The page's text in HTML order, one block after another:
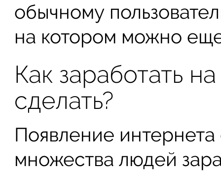
обычному
на котором можно
Как заработать
сделать?
Появление
множества людей